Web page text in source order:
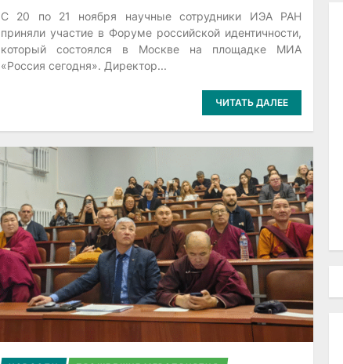
С 20 по 21 ноября научные сотрудники ИЭА РАН
приняли участие в Форуме российской идентичности,
который состоялся в Москве на площадке МИА
«Россия сегодня». Директор...
ЧИТАТЬ ДАЛЕЕ